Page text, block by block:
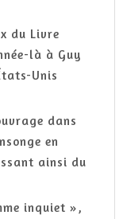
du Livre
là à Guy
Unis
dans
en
ainsi du
inquiet »,